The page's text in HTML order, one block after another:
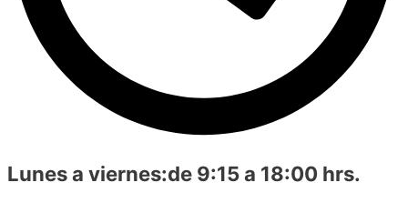
Lunes a viernes:de 9:15 a 18:00 hrs.